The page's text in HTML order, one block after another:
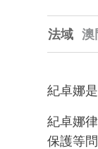
法域 澳
紀卓娜
紀卓娜
保護等